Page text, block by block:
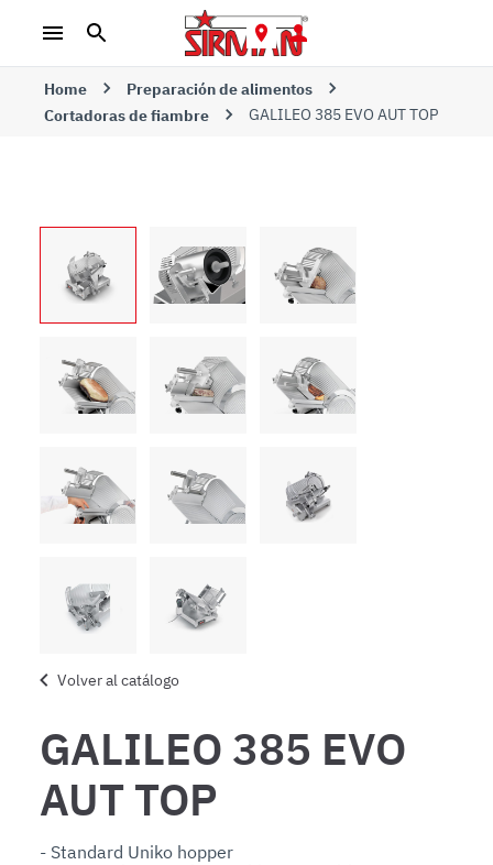
Home
Preparación de alimentos
Cortadoras de fiambre
GALILEO 385 EVO AUT TOP
Volver al catálogo
GALILEO 385 EVO
AUT TOP
- Standard Uniko hopper